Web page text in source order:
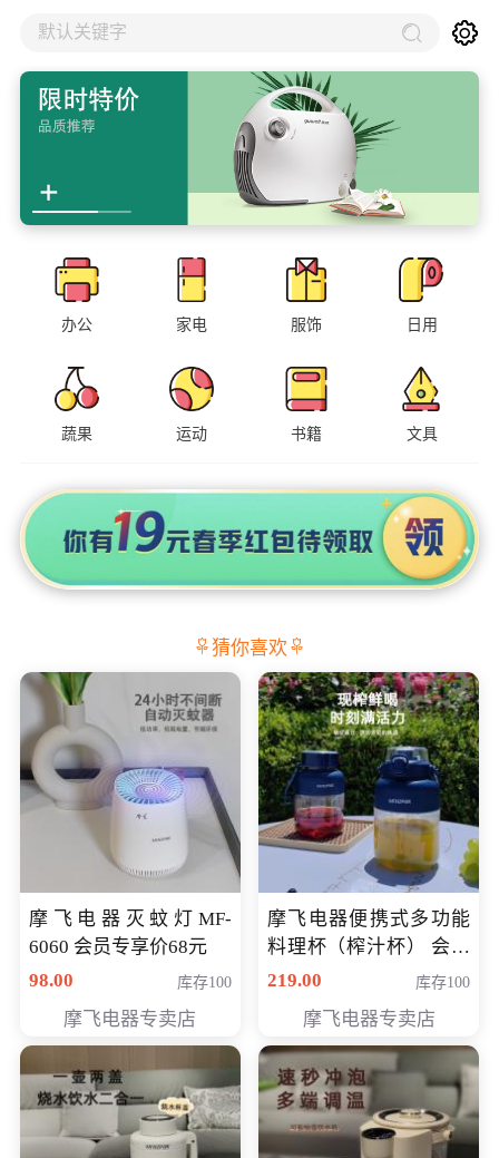
默认关键字
办公 家电 服饰 日用
蔬果 运动 书籍 文具
猜你喜欢
摩飞电器灭蚊灯MF-
6060 会员专享价68元
98.00
库存100
摩飞电器专卖店
摩飞电器便携式多功能
料理杯（榨汁杯） 会员
专享价118元
219.00 库存100
摩飞电器专卖店